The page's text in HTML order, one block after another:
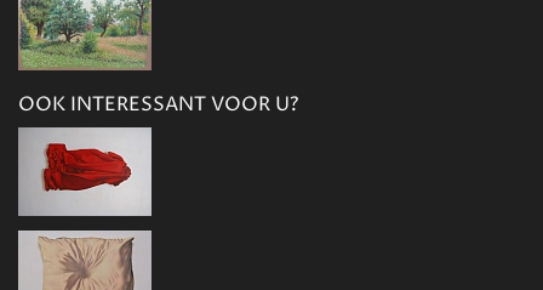
OOK INTERESSANT VOOR U?